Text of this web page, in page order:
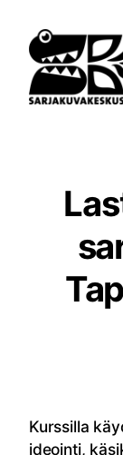
sisältöön
Kurssilla
ideointi,